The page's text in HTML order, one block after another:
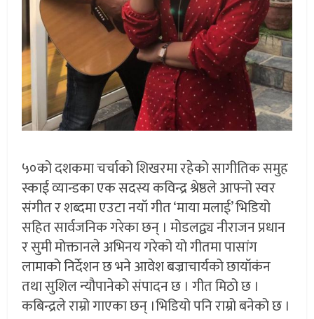
५०को दशकमा चर्चाको शिखरमा रहेको सागीतिक समुह
स्काई व्यान्डका एक सदस्य कविन्द्र श्रेष्ठले आफ्नो स्वर
संगीत र शब्दमा एउटा नयॉ गीत ‘माया मलाई’ भिडियो
सहित सार्वजनिक गरेका छन् । मोडलद्व्य नीराजन प्रधान
र सुमी मोक्तानले अभिनय गरेको यो गीतमा पासांग
लामाको निर्देशन छ भने आवेश बज्राचार्यको छायॉकंन
तथा सुशिल न्यौपानेको संपादन छ । गीत मिठो छ ।
कबिन्द्रले राम्रो गाएका छन् ।भिडियो पनि राम्रो बनेको छ ।